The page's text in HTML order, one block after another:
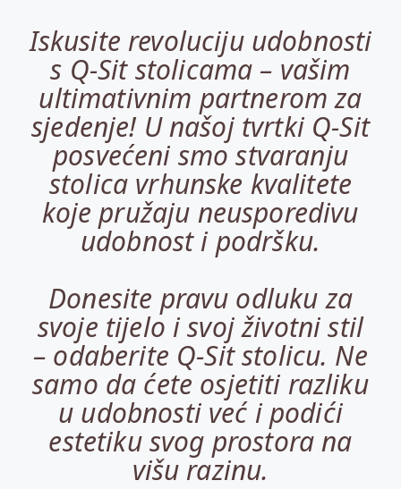
Iskusite revoluciju udobnosti
s Q-Sit stolicama – vašim
ultimativnim partnerom za
sjedenje! U našoj tvrtki Q-Sit
posvećeni smo stvaranju
stolica vrhunske kvalitete
koje pružaju neusporedivu
udobnost i podršku.
Donesite pravu odluku za
svoje tijelo i svoj životni stil
– odaberite Q-Sit stolicu. Ne
samo da ćete osjetiti razliku
u udobnosti već i podići
estetiku svog prostora na
višu razinu.